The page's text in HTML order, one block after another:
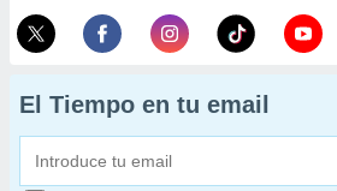
El Tiempo en tu email